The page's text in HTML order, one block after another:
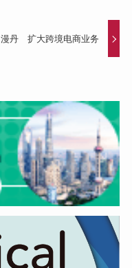
漫丹 扩大跨境电商业务